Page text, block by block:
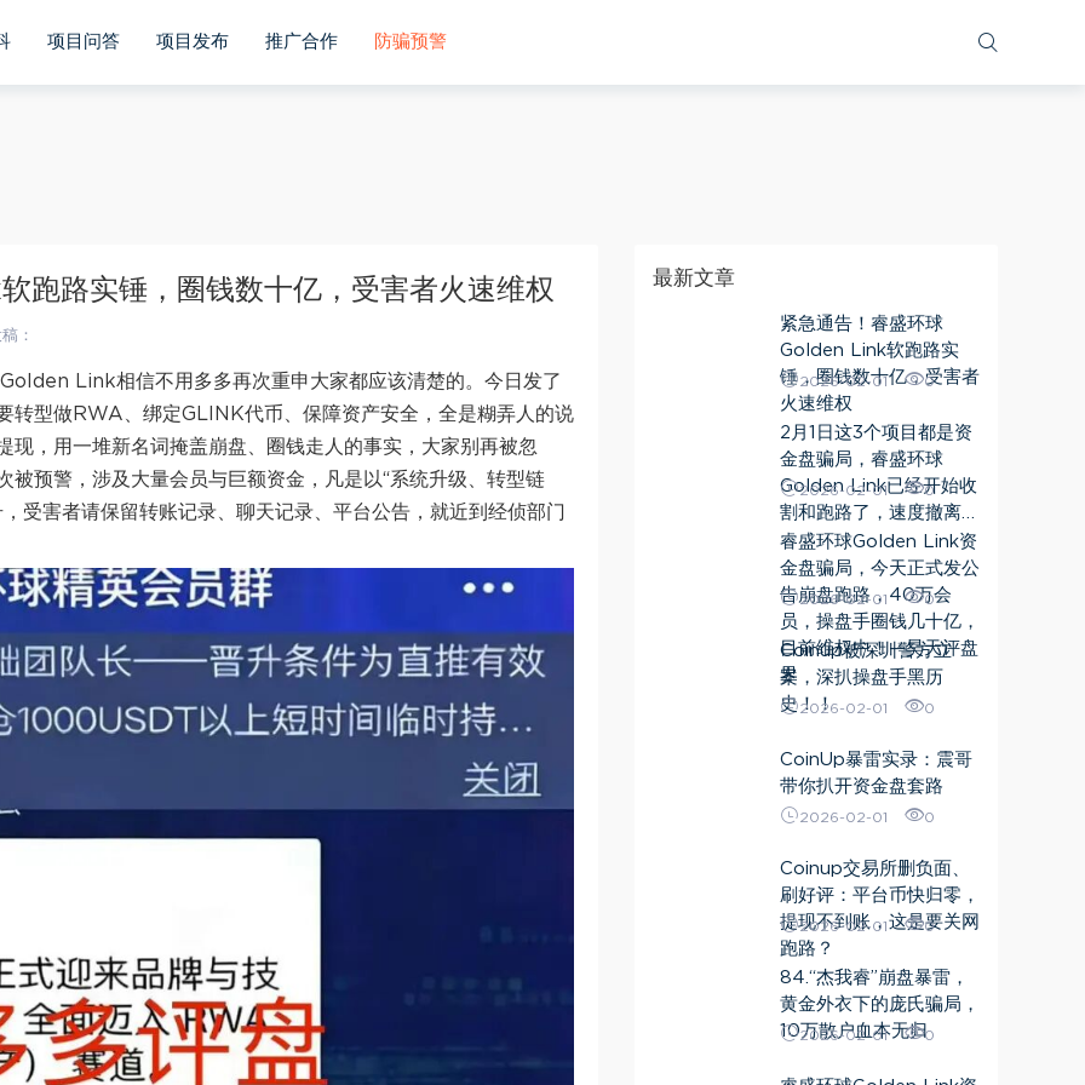
mobile/i)=="windows mobile"; var host = "https://m.xiangmuhezuo.com/"; var pathname =
项目问答 项目发布 推广合作 防骗预警
跑路实锤，圈钱数十亿，受害者火速维权
：
Link相信不用多多再次重申大家都应该清楚的。今日发了
转型做RWA、绑定GLINK代币、保障资产安全，全是糊弄人的说
，用一堆新名词掩盖崩盘、圈钱走人的事实，大家别再被忽
预警，涉及大量会员与巨额资金，凡是以“系统升级、转型链
受害者请保留转账记录、聊天记录、平台公告，就近到经侦部门
最新文章
紧急通告！睿盛环球
Golden Link软跑路实
锤，圈钱数十亿，受害者
火速维权
2026-02-01 0
2月1日这3个项目都是资
金盘骗局，睿盛环球
Golden Link已经开始收
割和跑路了，速度撤离…
2026-02-01 0
睿盛环球Golden Link资
金盘骗局，今天正式发公
告崩盘跑路，40万会
员，操盘手圈钱几十亿，
目前维权中！—昊天评盘
界
2026-02-01 0
Coinup被深圳警方立
案，深扒操盘手黑历
史！！
2026-02-01 0
CoinUp暴雷实录：震哥
带你扒开资金盘套路
2026-02-01 0
Coinup交易所删负面、
刷好评：平台币快归零，
提现不到账，这是要关网
跑路？
2026-02-01 0
84.“杰我睿”崩盘暴雷，
黄金外衣下的庞氏骗局，
10万散户血本无归
2026-02-01 0